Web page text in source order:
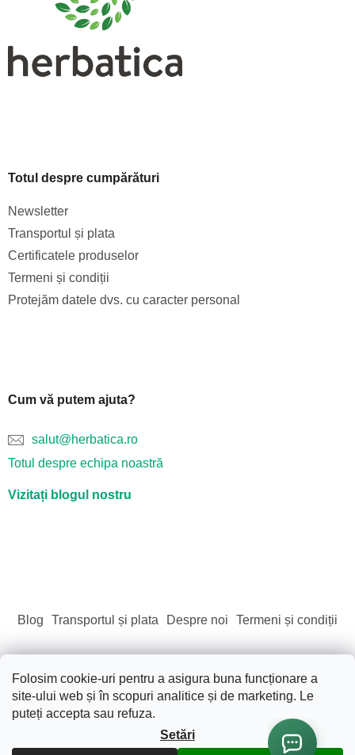
Folosim cookie-uri pentru a asigura buna funcționare a
site-ului web și în scopuri analitice și de marketing. Le
puteți accepta sau refuza.
Setări
Totul despre cumpărături
Newsletter
Transportul și plata
Certificatele produselor
Termeni și condiții
Protejăm datele dvs. cu caracter personal
Cum vă putem ajuta?
salut@herbatica.ro
Totul despre echipa noastră
Vizitați blogul nostru
Blog Transportul și plata Despre noi Termeni și condiții
Creat de Shoptet
Drepturi de autor 2026Sãnãtate. Frumusete. Natura..